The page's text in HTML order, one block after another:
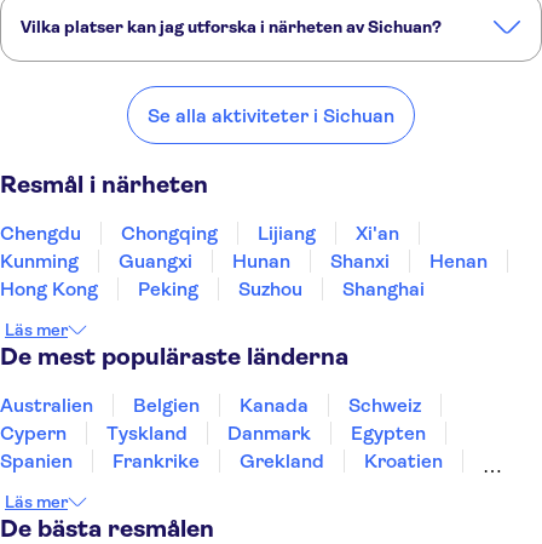
Vilka platser kan jag utforska i närheten av Sichuan?
Chongqing Lijiang Xi'an Kunming
Se alla aktiviteter i Sichuan
Resmål i närheten
Chengdu Chongqing Lijiang
Xi'an
Kunming
Guangxi Hunan Shanxi
Henan
Hong Kong
Peking Suzhou Shanghai
Läs mer
De mest populäraste länderna
Australien Belgien Kanada
Schweiz
Cypern
Tyskland Danmark
Egypten
Spanien
Frankrike Grekland
Kroatien
Sverige
Thailand
Läs mer
De bästa resmålen